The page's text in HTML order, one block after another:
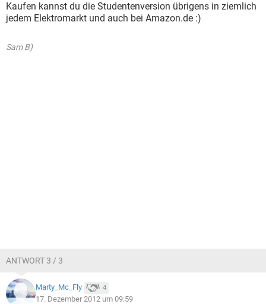
Kaufen kannst du die Studentenversion übrigens in ziemlich
jedem Elektromarkt und auch bei Amazon.de :)
Sam B)
ANTWORT 3 / 3
Marty_Mc_Fly 4
17. Dezember 2012 um 09:59